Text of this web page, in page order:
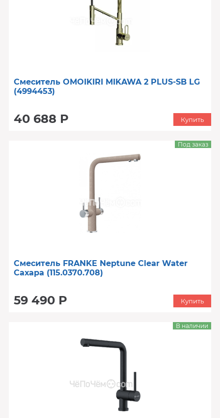
Смеситель OMOIKIRI MIKAWA 2 PLUS-SB LG
(4994453)
40 688 Р Купить
Смеситель FRANKE Neptune Clear Water
Сахара (115.0370.708)
59 490 Р
Под заказ
Купить
В наличии